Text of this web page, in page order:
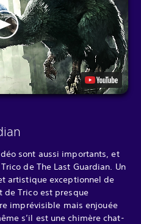
sont aussi importants, et
de The Last Guardian. Un
artistique exceptionnel de
de Trico est presque
imprévisible mais enjouée
s’il est une chimère chat-